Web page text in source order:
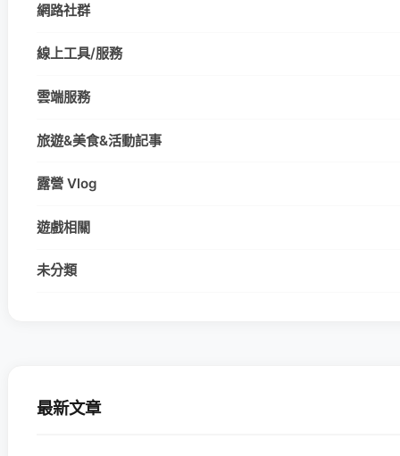
網路社群
線上工具/服務
雲端服務
旅遊&美食&活動記事
露營 Vlog
遊戲相關
未分類
最新文章